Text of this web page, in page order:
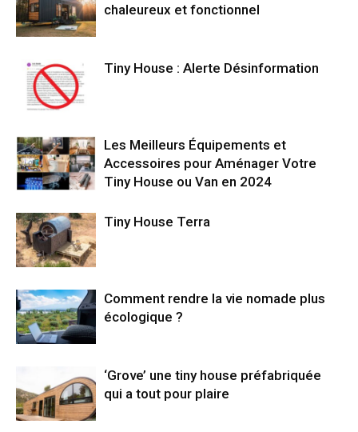
chaleureux et fonctionnel
Tiny House : Alerte Désinformation
Les Meilleurs Équipements et
Accessoires pour Aménager Votre
Tiny House ou Van en 2024
Tiny House Terra
Comment rendre la vie nomade plus
écologique ?
‘Grove’ une tiny house préfabriquée
qui a tout pour plaire